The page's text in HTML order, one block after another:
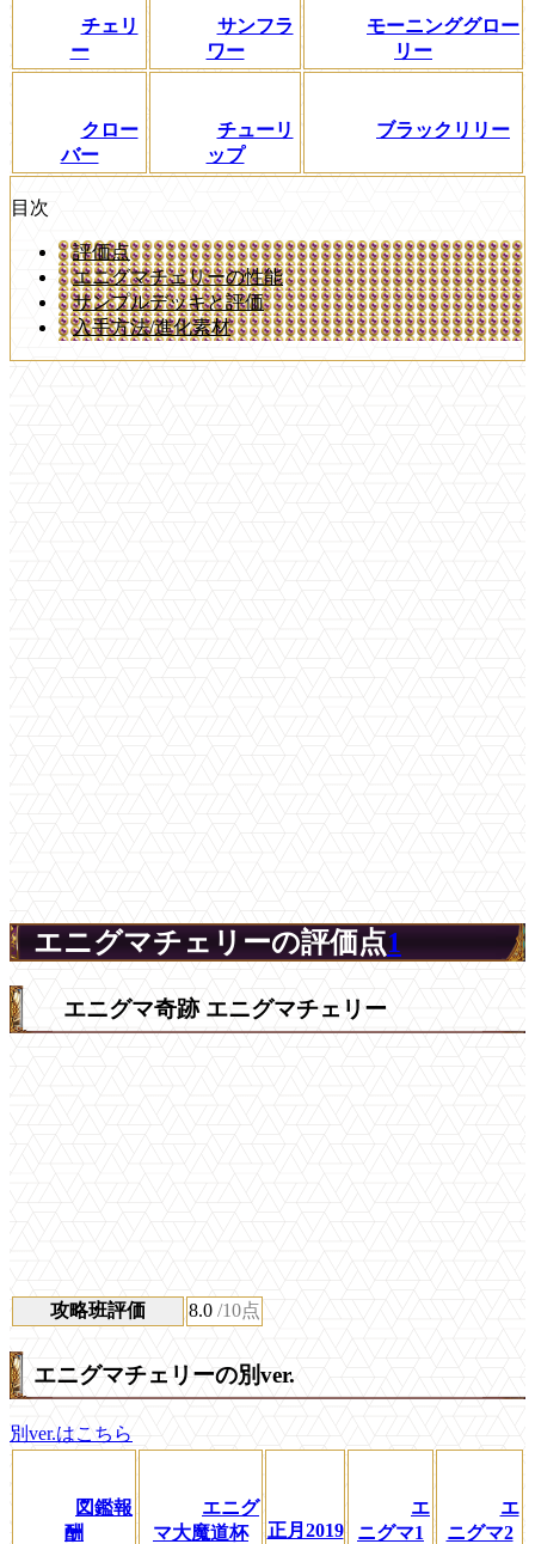
チェリ
ー
サンフラ
ワー
モーニンググロー
リー
クロー
バー
チューリ
ップ
ブラックリリー
目次
評価点
エニグマチェリーの性能
サンプルデッキと評価
入手方法/進化素材
エニグマチェリーの評価点1
エニグマ奇跡 エニグマチェリー
攻略班評価 8.0 /10点
エニグマチェリーの別ver.
別ver.はこちら
図鑑報
酬
エニグ
マ大魔道杯
正月2019
エ
ニグマ1
エ
ニグマ2